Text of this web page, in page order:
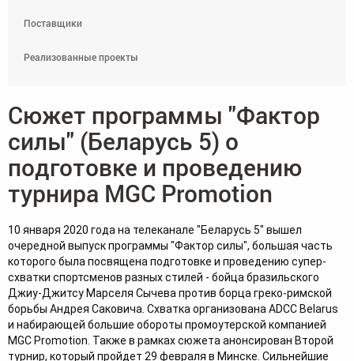
Поставщики
Реализованные проекты
Сюжет программы "Фактор
силы" (Беларусь 5) о
подготовке и проведению
турнира MGC Promotion
10 января 2020 года на телеканале "Беларусь 5" вышел
очередной выпуск программы "Фактор силы", большая часть
которого была посвящена подготовке и проведению супер-
схватки спортсменов разных стилей - бойца бразильского
Джиу-Джитсу Марселя Сычева против борца греко-римской
борьбы Андрея Саковича. Схватка организована ADCC Belarus
и набирающей большие обороты промоутерской компанией
MGC Promotion. Также в рамках сюжета анонсирован Второй
турнир, который пройдет 29 февраля в Минске. Сильнейшие